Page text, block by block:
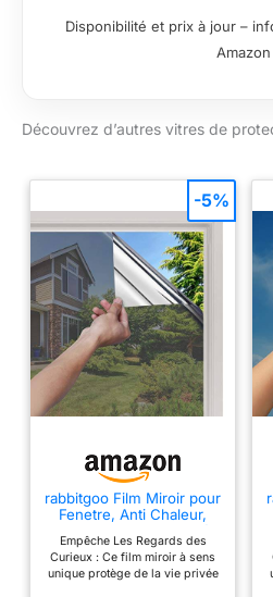
avec
met
etc.
: le
Disponibilité et prix à jour –
Amazon
Découvrez d’autres vitres de
rabbitgoo Film Miroir pour
Fenetre, Anti Chaleur,
Empêche Les Regards des
Curieux : Ce film miroir à sens
unique protège de la vie privée
-5%